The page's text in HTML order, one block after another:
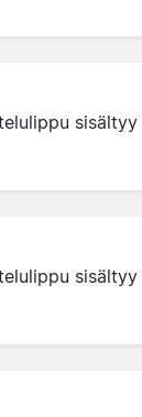
sisältyy
sisältyy